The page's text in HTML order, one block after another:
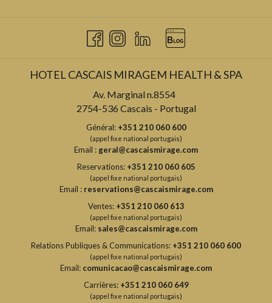
HOTEL CASCAIS MIRAGEM HEALTH & SPA
Av. Marginal n.8554
2754-536 Cascais - Portugal
Général: +351 210 060 600
(appel fixe national portugais)
Email :geral@cascaismirage.com
Reservations: +351 210 060 605
(appel fixe national portugais)
Email : reservations@cascaismirage.com
Ventes: +351 210 060 613
(appel fixe national portugais)
Email: sales@cascaismirage.com
Relations Publiques & Communications: +351 210 060 600
(appel fixe national portugais)
Email: comunicacao@cascaismirage.com
Carrières: +351 210 060 649
(appel fixe national portugais)